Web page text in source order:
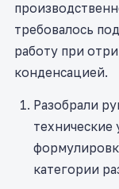
требовалось
работу при
конденсацией.
Разобрали
технические
категории